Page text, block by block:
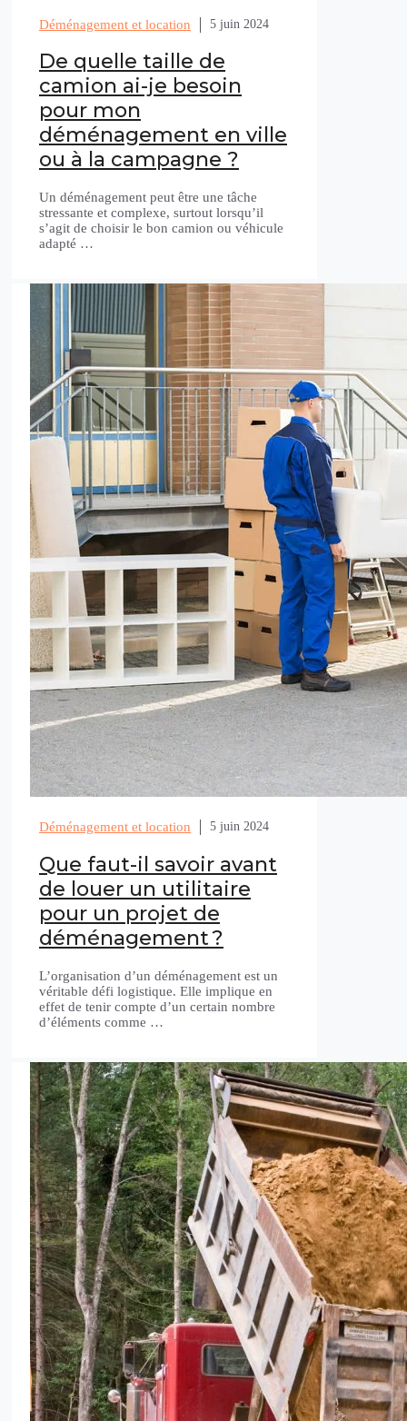
Déménagement et location 5 juin 2024
De quelle taille de
camion ai-je besoin
pour mon
déménagement en ville
ou à la campagne ?
Un déménagement peut être une tâche
stressante et complexe, surtout lorsqu’il
s’agit de choisir le bon camion ou véhicule
adapté …
Déménagement et location 5 juin 2024
Que faut-il savoir avant
de louer un utilitaire
pour un projet de
déménagement ?
L’organisation d’un déménagement est un
véritable défi logistique. Elle implique en
effet de tenir compte d’un certain nombre
d’éléments comme …